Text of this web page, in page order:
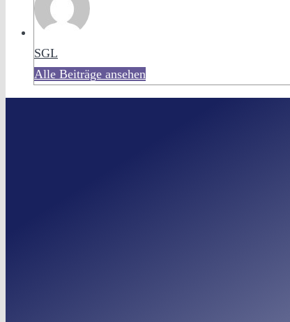
SGL
Alle Beiträge ansehen